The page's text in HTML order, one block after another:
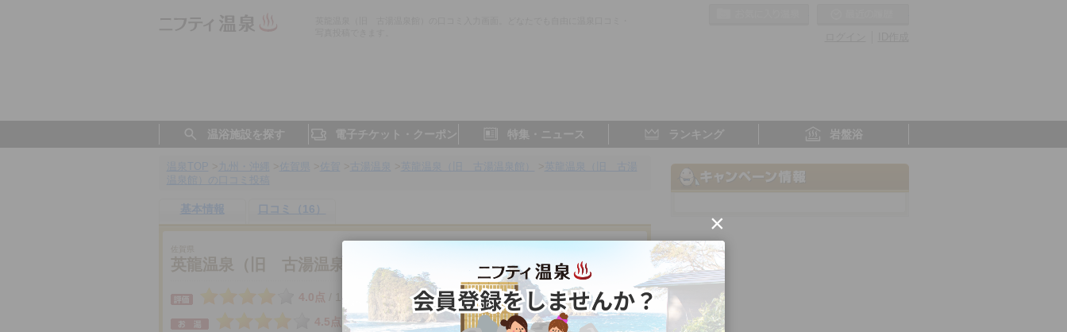
温浴施設を探す 電子チケット・クーポン 特集・ニュース ランキング 岩盤浴
基本情報 口コミ（16）
英龍温泉（旧 古湯温泉館）
4.0点 / 16件 佐賀県／佐賀
4.5点
3.7点
×